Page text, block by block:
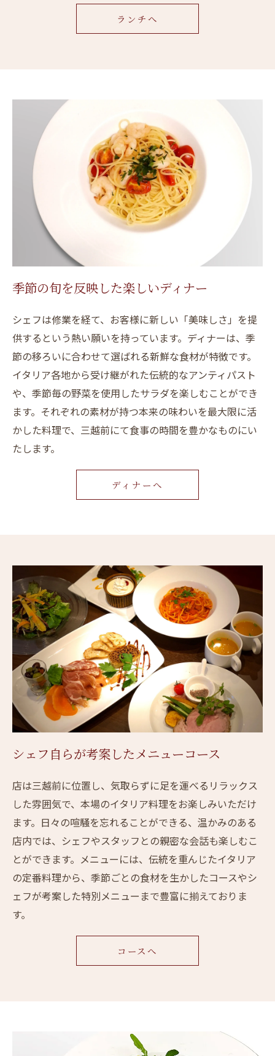
ランチへ
季節の旬を反映した楽しいディナー
シェフは修業を経て、お客様に新しい「美味しさ」を提
供するという熱い願いを持っています。ディナーは、季
節の移ろいに合わせて選ばれる新鮮な食材が特徴です。
イタリア各地から受け継がれた伝統的なアンティパスト
や、季節毎の野菜を使用したサラダを楽しむことができ
ます。それぞれの素材が持つ本来の味わいを最大限に活
かした料理で、三越前にて食事の時間を豊かなものにい
たします。
ディナーへ
シェフ自らが考案したメニューコース
店は三越前に位置し、気取らずに足を運べるリラックス
した雰囲気で、本場のイタリア料理をお楽しみいただけ
ます。日々の喧騒を忘れることができる、温かみのある
店内では、シェフやスタッフとの親密な会話も楽しむこ
とができます。メニューには、伝統を重んじたイタリア
の定番料理から、季節ごとの食材を生かしたコースやシ
ェフが考案した特別メニューまで豊富に揃えておりま
す。
コースへ